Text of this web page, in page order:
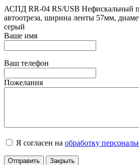
АСПД RR-04 RS/USB Нефискальный
автоотреза, ширина ленты 57мм,
серый
Ваше имя
Ваш телефон
Пожелания
Я согласен на обработку
Отправить Закрыть